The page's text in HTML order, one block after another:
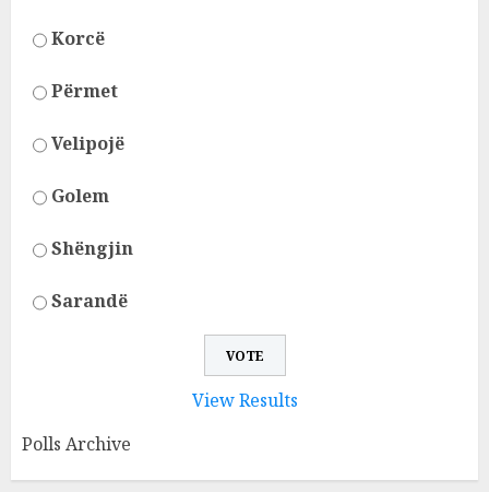
Korcë
Përmet
Velipojë
Golem
Shëngjin
Sarandë
View Results
Polls Archive